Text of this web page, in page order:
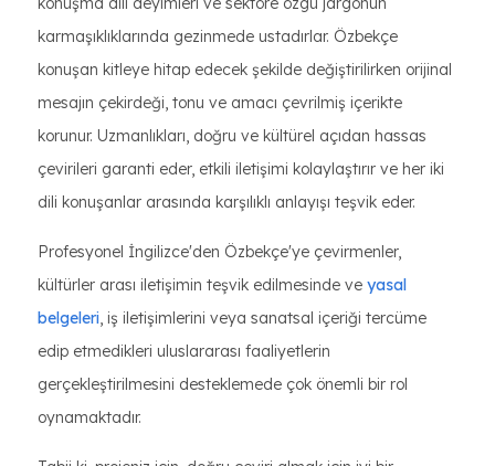
karmaşıklıklarında gezinmede ustadırlar. Özbekçe
konuşan kitleye hitap edecek şekilde değiştirilirken orijinal
mesajın çekirdeği, tonu ve amacı çevrilmiş içerikte
korunur. Uzmanlıkları, doğru ve kültürel açıdan hassas
çevirileri garanti eder, etkili iletişimi kolaylaştırır ve her iki
dili konuşanlar arasında karşılıklı anlayışı teşvik eder.
Profesyonel İngilizce'den Özbekçe'ye çevirmenler,
kültürler arası iletişimin teşvik edilmesinde ve yasal
belgeleri, iş iletişimlerini veya sanatsal içeriği tercüme
edip etmedikleri uluslararası faaliyetlerin
gerçekleştirilmesini desteklemede çok önemli bir rol
oynamaktadır.